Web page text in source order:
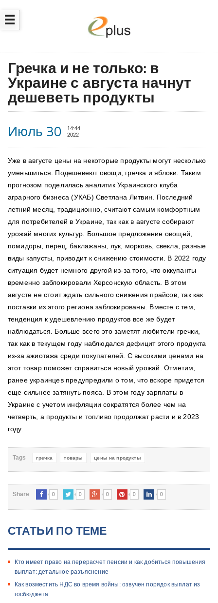
☰
Гречка и не только: в
Украине с августа начнут
дешеветь продукты
Июль 30
14:44
2022
Уже в августе цены на некоторые продукты могут несколько
уменьшиться. Подешевеют овощи, гречка и яблоки. Таким
прогнозом поделилась аналитик Украинского клуба
аграрного бизнеса (УКАБ) Светлана Литвин. Последний
летний месяц, традиционно, считают самым комфортным
для потребителей в Украине, так как в августе собирают
урожай многих культур. Большое предложение овощей,
помидоры, перец, баклажаны, лук, морковь, свекла, разные
виды капусты, приводит к снижению стоимости. В 2022 году
ситуация будет немного другой из-за того, что оккупанты
временно заблокировали Херсонскую область. В этом
августе не стоит ждать сильного снижения прайсов, так как
поставки из этого региона заблокированы. Вместе с тем,
тенденция к удешевлению продуктов все же будет
наблюдаться. Больше всего это заметят любители гречки,
так как в текущем году наблюдался дефицит этого продукта
из-за ажиотажа среди покупателей. С высокими ценами на
этот товар поможет справиться новый урожай. Отметим,
ранее украинцев предупредили о том, что вскоре придется
еще сильнее затянуть пояса. В этом году зарплаты в
Украине с учетом инфляции сократятся более чем на
четверть, а продукты и топливо продолжат расти и в 2023
году.
Tags гречка товары цены на продукты
Share 0 0 0 0 0
СТАТЬИ ПО ТЕМЕ
Кто имеет право на перерасчет пенсии и как добиться повышения
выплат: детальное разъяснение
Как возместить НДС во время войны: озвучен порядок выплат из
госбюджета